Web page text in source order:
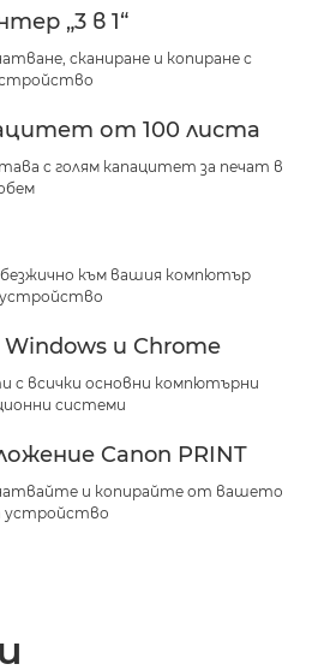
„3 в 1“
сканиране и копиране с
от 100 листа
с голям капацитет за печат в
безжично към вашия компютър
Windows и Chrome
с всички основни компютърни
системи
Canon PRINT
и копирайте от вашето
устройство